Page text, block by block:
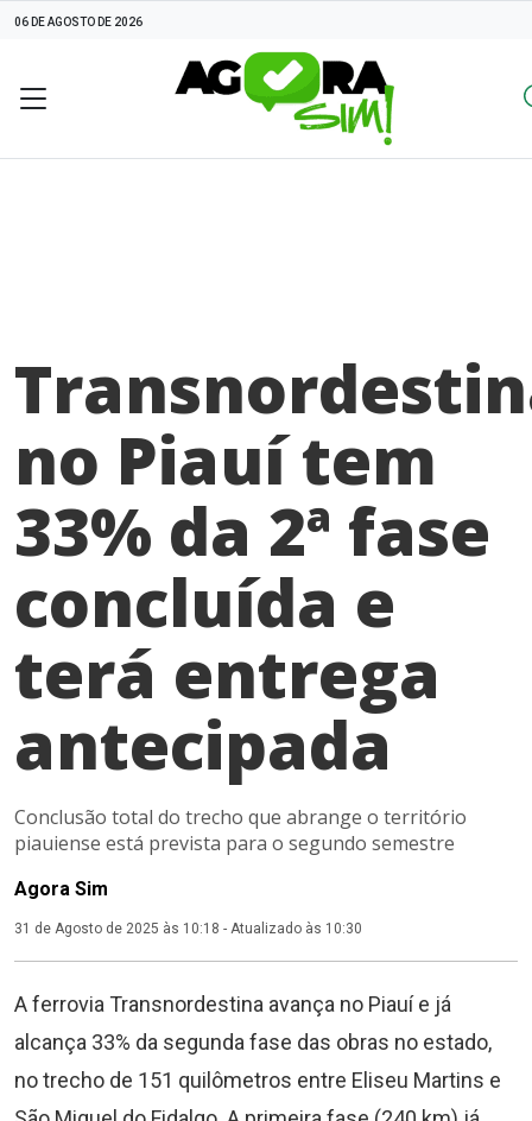
06 DE AGOSTO DE 2026
no Piauí tem
33% da 2ª fase
concluída e
terá entrega
antecipada
Conclusão total do trecho que abrange o território
piauiense está prevista para o segundo semestre
Agora Sim
31 de Agosto de 2025 às 10:18 - Atualizado às 10:30
A ferrovia Transnordestina avança no Piauí e já
alcança 33% da segunda fase das obras no estado,
no trecho de 151 quilômetros entre Eliseu Martins e